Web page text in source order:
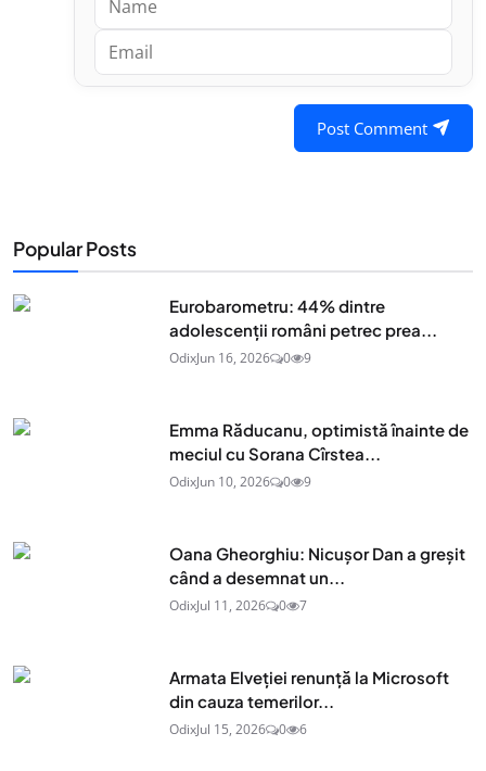
Post Comment
Popular Posts
Eurobarometru: 44% dintre
adolescenţii români petrec prea...
OdixJun 16, 2026 0 9
Emma Răducanu, optimistă înainte de
meciul cu Sorana Cîrstea...
OdixJun 10, 2026 0 9
Oana Gheorghiu: Nicușor Dan a greșit
când a desemnat un...
OdixJul 11, 2026 0 7
Armata Elveției renunță la Microsoft
din cauza temerilor...
OdixJul 15, 2026 0 6